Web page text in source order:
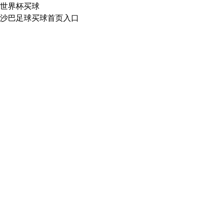
世界杯买球
沙巴足球买球首页入口